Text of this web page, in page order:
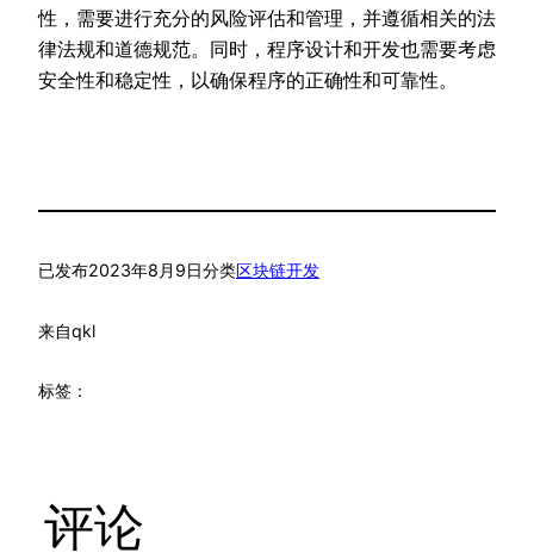
性，需要进行充分的风险评估和管理，并遵循相关的法
律法规和道德规范。同时，程序设计和开发也需要考虑
安全性和稳定性，以确保程序的正确性和可靠性。
已发布2023年8月9日分类区块链开发
来自qkl
标签：
评论